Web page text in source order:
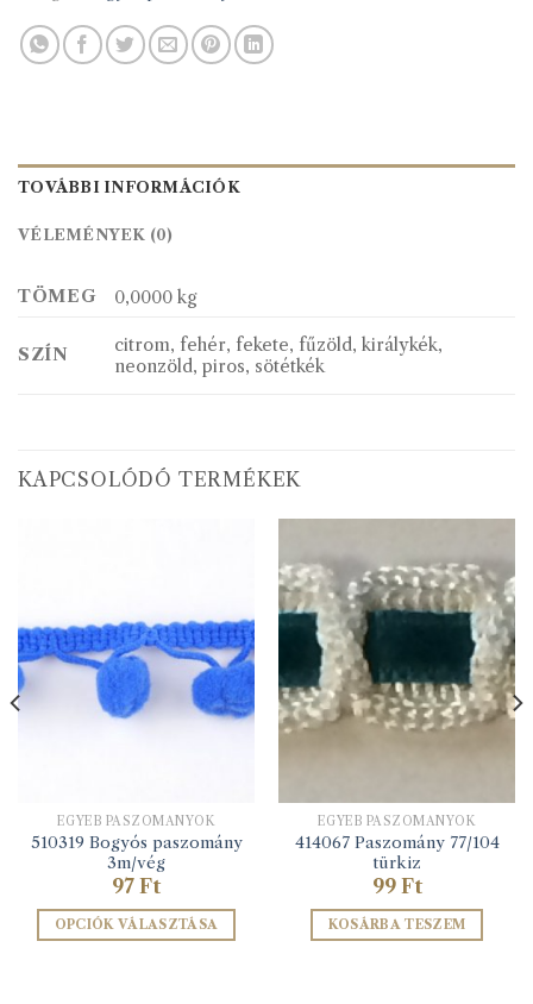
TOVÁBBI INFORMÁCIÓK
VÉLEMÉNYEK (0)
TÖMEG 0,0000 kg
SZÍN
citrom, fehér, fekete, fűzöld, királykék,
neonzöld, piros, sötétkék
KAPCSOLÓDÓ TERMÉKEK
EGYÉB PASZOMÁNYOK
510319 Bogyós paszomány
3m/vég
97 Ft
OPCIÓK VÁLASZTÁSA
EGYÉB PASZOMÁNYOK
414067 Paszomány 77/104
türkiz
99 Ft
KOSÁRBA TESZEM